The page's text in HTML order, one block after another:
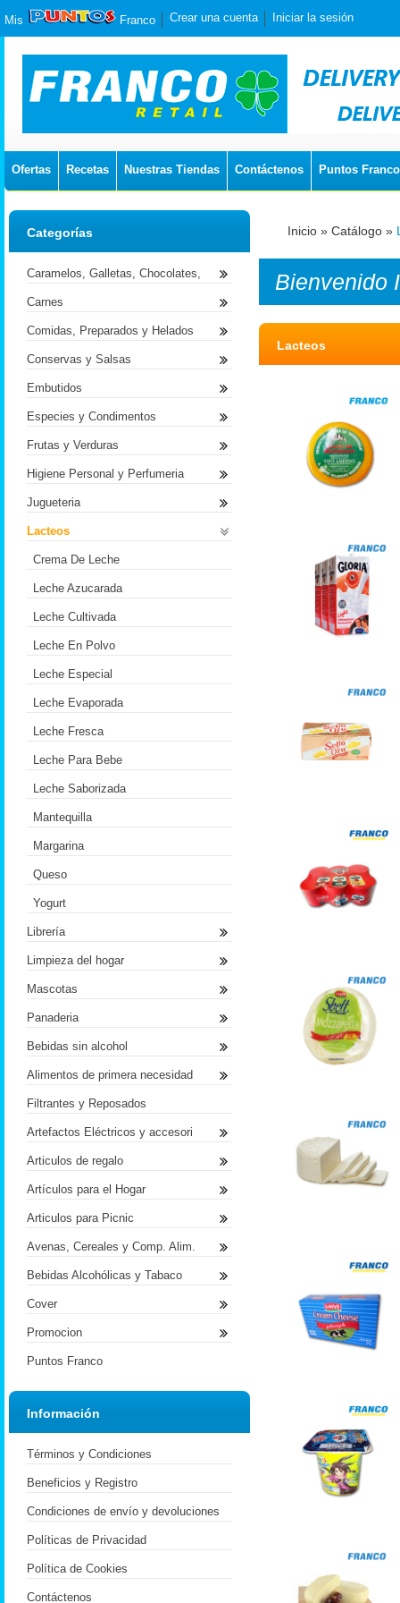
Mis Franco Crear una cuenta Iniciar la sesión
Ofertas Recetas Nuestras Tiendas Contáctenos Puntos Franco
Inicio » Catálogo »
Bienvenido
Lacteos
Categorías
Caramelos, Galletas, Chocolates,
Carnes
Comidas, Preparados y Helados
Conservas y Salsas
Embutidos
Especies y Condimentos
Frutas y Verduras
Higiene Personal y Perfumeria
Jugueteria
Lacteos
Crema De Leche
Leche Azucarada
Leche Cultivada
Leche En Polvo
Leche Especial
Leche Evaporada
Leche Fresca
Leche Para Bebe
Leche Saborizada
Mantequilla
Margarina
Queso
Yogurt
Librería
Limpieza del hogar
Mascotas
Panaderia
Bebidas sin alcohol
Alimentos de primera necesidad
Filtrantes y Reposados
Artefactos Eléctricos y accesori
Articulos de regalo
Artículos para el Hogar
Articulos para Picnic
Avenas, Cereales y Comp. Alim.
Bebidas Alcohólicas y Tabaco
Cover
Promocion
Puntos Franco
Información
Términos y Condiciones
Beneficios y Registro
Condiciones de envío y devoluciones
Políticas de Privacidad
Política de Cookies
Contáctenos